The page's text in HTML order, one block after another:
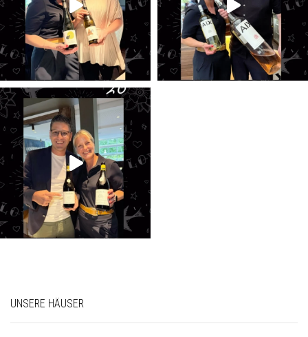
UNSERE HÄUSER